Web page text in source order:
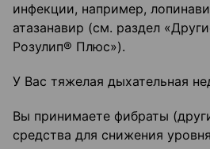
инфекции, например,
атазанавир (см. раздел
Розулип® Плюс»).
У Вас тяжелая дыхательная
Вы принимаете фибраты
средства для снижения